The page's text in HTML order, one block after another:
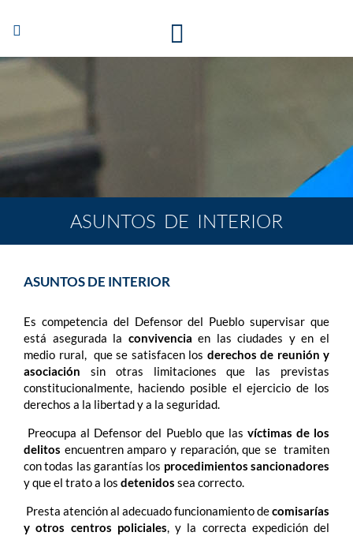
Abrir/Cerrar
navegación
ASUNTOS DE INTERIOR
ASUNTOS DE INTERIOR
Es competencia del Defensor del Pueblo supervisar que
está asegurada la convivencia en las ciudades y en el
medio rural, que se satisfacen los derechos de reunión y
asociación sin otras limitaciones que las previstas
constitucionalmente, haciendo posible el ejercicio de los
derechos a la libertad y a la seguridad.
Preocupa al Defensor del Pueblo que las víctimas de los
delitos encuentren amparo y reparación, que se tramiten
con todas las garantías los procedimientos sancionadores
y que el trato a los detenidos sea correcto.
Presta atención al adecuado funcionamiento decomisarías
y otros centros policiales, y la correcta expedición del